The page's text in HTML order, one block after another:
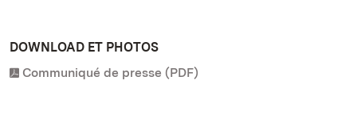
DOWNLOAD ET PHOTOS
Communiqué de presse (PDF)